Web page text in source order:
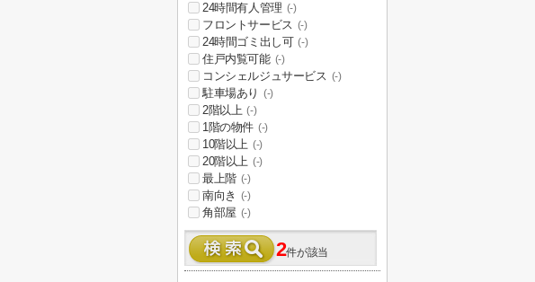
24時間有人管理 (-)
フロントサービス (-)
24時間ゴミ出し可 (-)
住戸内覧可能 (-)
コンシェルジュサービス (-)
駐車場あり (-)
2階以上 (-)
1階の物件 (-)
10階以上 (-)
20階以上 (-)
最上階 (-)
南向き (-)
角部屋 (-)
2件が該当